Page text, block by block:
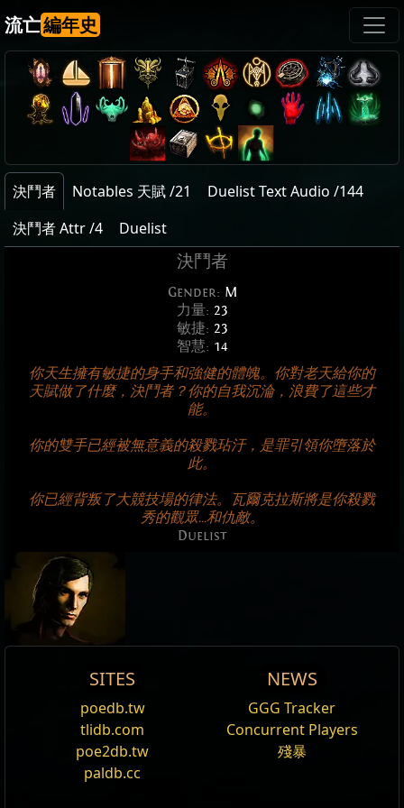
流亡編年史
決鬥者 Notables 天賦 /21
Duelist Text Audio /144
決鬥者 Attr /4
Duelist
決鬥者
Gender: M
力量: 23
敏捷: 23
智慧: 14
你天生擁有敏捷的身手和強健的體魄。你對老天給你的
天賦做了什麼，決鬥者？你的自我沉淪，浪費了這些才
能。
你的雙手已經被無意義的殺戮玷汙，是罪引領你墮落於
此。
你已經背叛了大競技場的律法。瓦爾克拉斯將是你殺戮
秀的觀眾...和仇敵。
Duelist
獵頭者
昇華:
這裡實在不算是什麼優秀的決鬥場，不過現在...也沒得選擇
Duelist
Duelistis Path of Exile's /Dexterity
hybrid class, making him unmatched at dealing and
SITES
poedb.tw
tlidb.com
poe2db.tw
paldb.cc
NEWS
GGG Tracker
Concurrent Players
殘暴